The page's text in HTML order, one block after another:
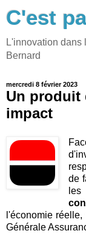
C'est
L'innovation dans
Bernard
mercredi 8 février 2023
Un produit
impact
de
l'économie
Générale